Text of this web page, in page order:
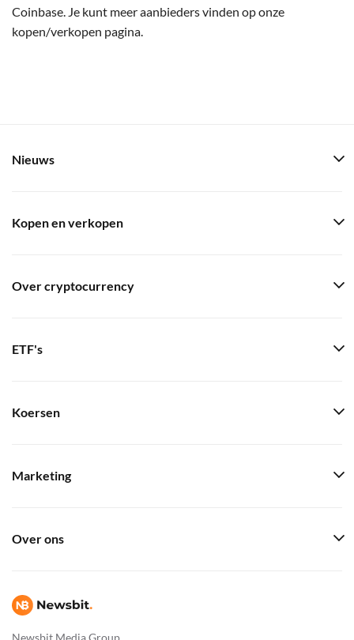
Coinbase. Je kunt meer aanbieders vinden op onze
kopen/verkopen pagina.
Newsbit Media Group
Nieuws
Kopen en verkopen
Over cryptocurrency
ETF's
Koersen
Marketing
Over ons